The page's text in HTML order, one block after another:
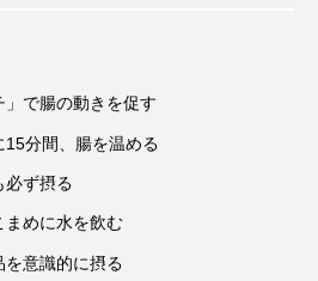
」で腸の動きを促す
15分間、腸を温める
必ず摂る
まめに水を飲む
意識的に摂る